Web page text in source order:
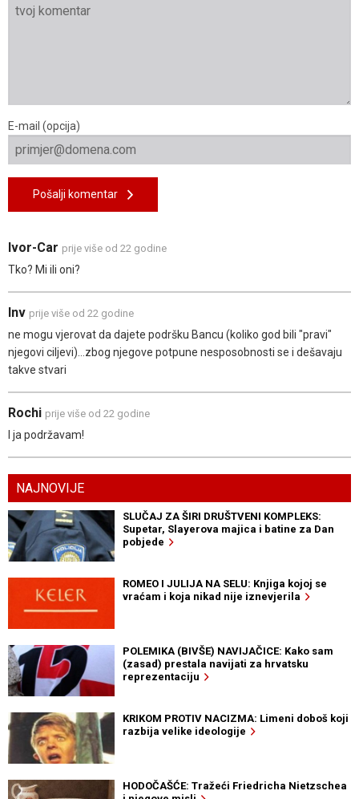
E-mail (opcija)
Pošalji komentar
Ivor-Car prije više od 22 godine
Tko? Mi ili oni?
lnv prije više od 22 godine
ne mogu vjerovat da dajete podršku Bancu (koliko god bili "pravi"
njegovi ciljevi)...zbog njegove potpune nesposobnosti se i dešavaju
takve stvari
Rochi prije više od 22 godine
I ja podržavam!
NAJNOVIJE
SLUČAJ ZA ŠIRI DRUŠTVENI KOMPLEKS:
Supetar, Slayerova majica i batine za Dan
pobjede
ROMEO I JULIJA NA SELU: Knjiga kojoj se
vraćam i koja nikad nije iznevjerila
POLEMIKA (BIVŠE) NAVIJAČICE: Kako sam
(zasad) prestala navijati za hrvatsku
reprezentaciju
KRIKOM PROTIV NACIZMA: Limeni doboš koji
razbija velike ideologije
HODOČAŠĆE: Tražeći Friedricha Nietzschea